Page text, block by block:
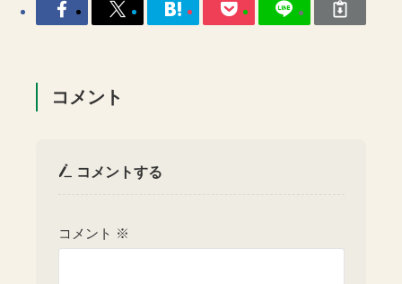
コメント
コメントする
コメント ※